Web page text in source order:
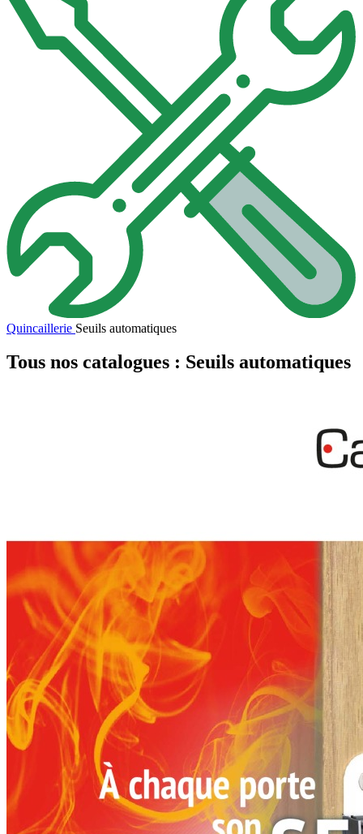
Quincaillerie Seuils automatiques
Tous nos catalogues : Seuils automatiques